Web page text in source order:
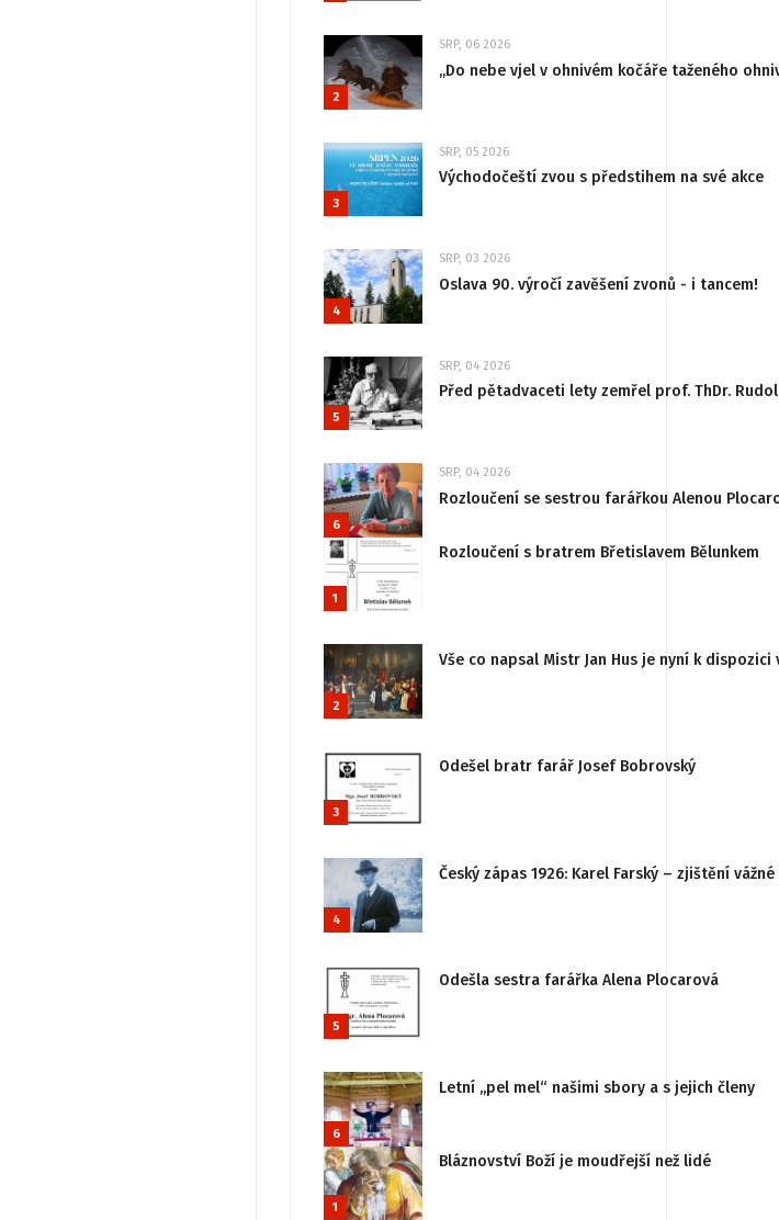
2
SRP, 06 2026
„Do nebe vjel v ohnivém kočáře taženého
3
SRP, 05 2026
Východočeští zvou s předstihem na své akce
4
SRP, 03 2026
Oslava 90. výročí zavěšení zvonů - i tancem!
5
SRP, 04 2026
Před pětadvaceti lety zemřel prof. ThDr.
6
SRP, 04 2026
Rozloučení se sestrou farářkou Alenou
1
Rozloučení s bratrem Břetislavem Bělunkem
2
Vše co napsal Mistr Jan Hus je nyní k
3
Odešel bratr farář Josef Bobrovský
4
Český zápas 1926: Karel Farský – zjištění
5
Odešla sestra farářka Alena Plocarová
6
Letní „pel mel“ našimi sbory a s jejich členy
1
Bláznovství Boží je moudřejší než lidé